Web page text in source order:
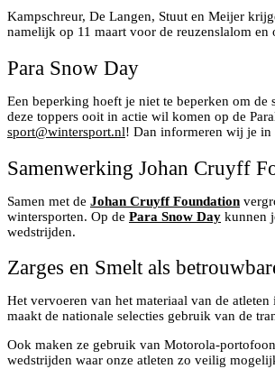
Kampschreur, De Langen, Stuut en Meijer
namelijk op 11 maart voor de reuzenslalom en
Para Snow Day
Een beperking hoeft je niet te beperken om
deze toppers ooit in actie wil komen op de
sport@wintersport.nl! Dan informeren wij je in
Samenwerking Johan Cruyff
Samen met de Johan Cruyff Foundation
wintersporten. Op de Para Snow Day kunnen
wedstrijden.
Zarges en Smelt als
Het vervoeren van het materiaal van de
maakt de nationale selecties gebruik van de
Ook maken ze gebruik van Motorola-
wedstrijden waar onze atleten zo veilig